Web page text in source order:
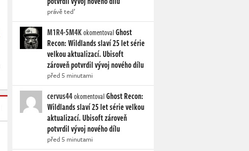
právě teď
M1R4-5M4KokomentovalGhost
Recon: Wildlands slaví 25 let série
velkou aktualizací. Ubisoft
zároveň potvrdil vývoj nového dílu
před 5 minutami
cervus44okomentovalGhost Recon:
Wildlands slaví 25 let série velkou
aktualizací. Ubisoft zároveň
potvrdil vývoj nového dílu
před 5 minutami